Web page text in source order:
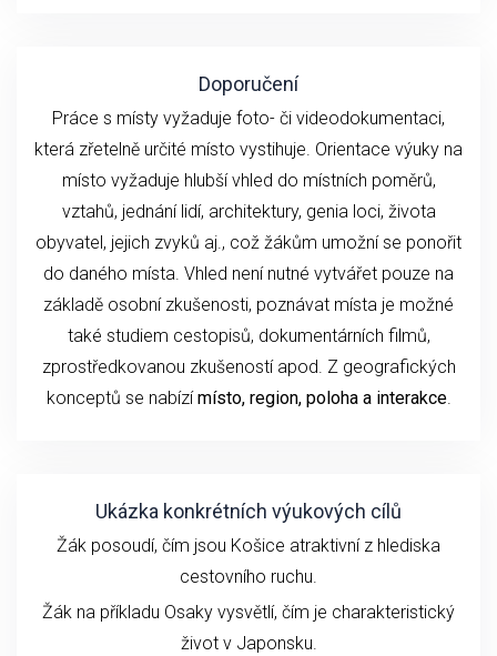
Doporučení
Práce s místy vyžaduje foto- či videodokumentaci,
která zřetelně určité místo vystihuje. Orientace výuky na
místo vyžaduje hlubší vhled do místních poměrů,
vztahů, jednání lidí, architektury, genia loci, života
obyvatel, jejich zvyků aj., což žákům umožní se ponořit
do daného místa. Vhled není nutné vytvářet pouze na
základě osobní zkušenosti, poznávat místa je možné
také studiem cestopisů, dokumentárních filmů,
zprostředkovanou zkušeností apod. Z geografických
konceptů se nabízímísto, region, poloha a interakce.
Ukázka konkrétních výukových cílů
Žák posoudí, čím jsou Košice atraktivní z hlediska
cestovního ruchu.
Žák na příkladu Osaky vysvětlí, čím je charakteristický
život v Japonsku.